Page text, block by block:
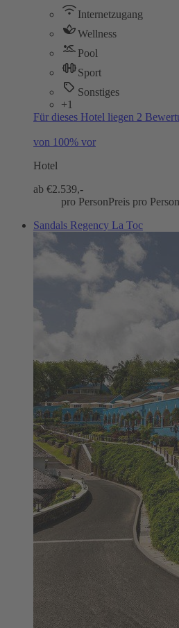
Internetzugang
Wellness
Pool
Sport
Sonstiges
+1
Für dieses Hotel liegen 2
von 100% vor
Hotel
ab €2.539,-
pro PersonPreis pro Person
Sandals Regency La Toc